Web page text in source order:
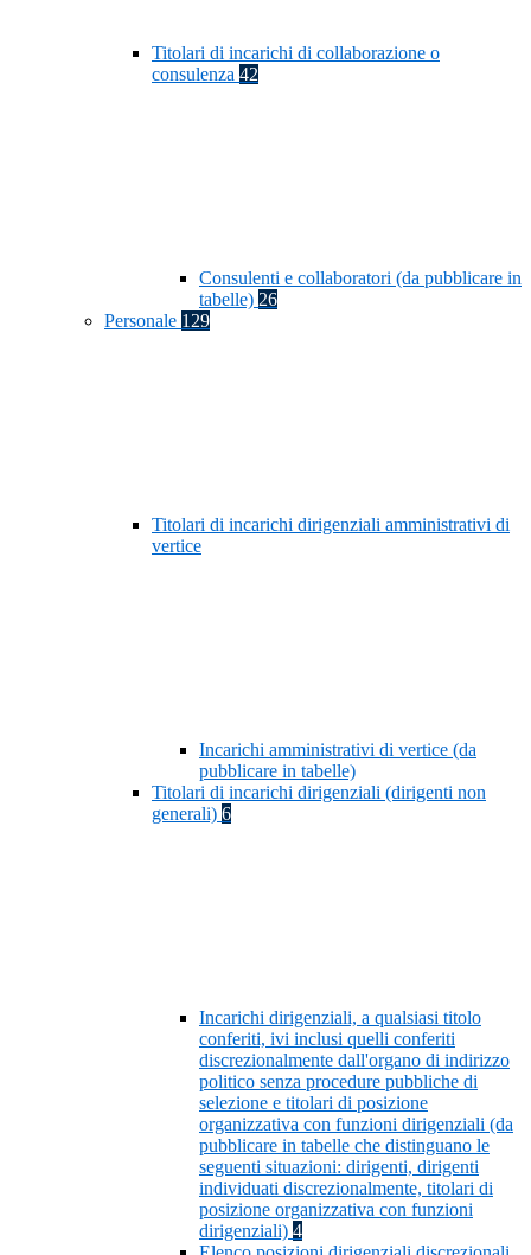
Titolari di incarichi di collaborazione o
consulenza 42
Consulenti e collaboratori (da pubblicare in
tabelle) 26
Personale 129
Titolari di incarichi dirigenziali amministrativi di
vertice
Incarichi amministrativi di vertice (da
pubblicare in tabelle)
Titolari di incarichi dirigenziali (dirigenti non
generali) 6
Incarichi dirigenziali, a qualsiasi titolo
conferiti, ivi inclusi quelli conferiti
discrezionalmente dall'organo di indirizzo
politico senza procedure pubbliche di
selezione e titolari di posizione
organizzativa con funzioni dirigenziali (da
pubblicare in tabelle che distinguano le
seguenti situazioni: dirigenti, dirigenti
individuati discrezionalmente, titolari di
posizione organizzativa con funzioni
dirigenziali) 4